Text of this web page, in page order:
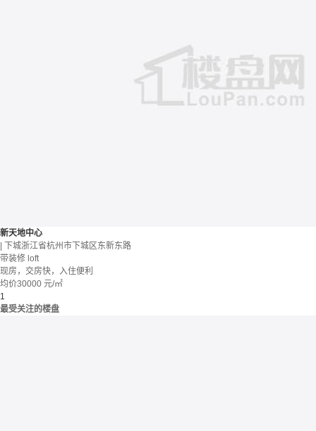
新天地中心
| 下城浙江省杭州市下城区东新东路
带装修 loft
现房，交房快，入住便利
均价30000 元/㎡
1
最受关注的楼盘